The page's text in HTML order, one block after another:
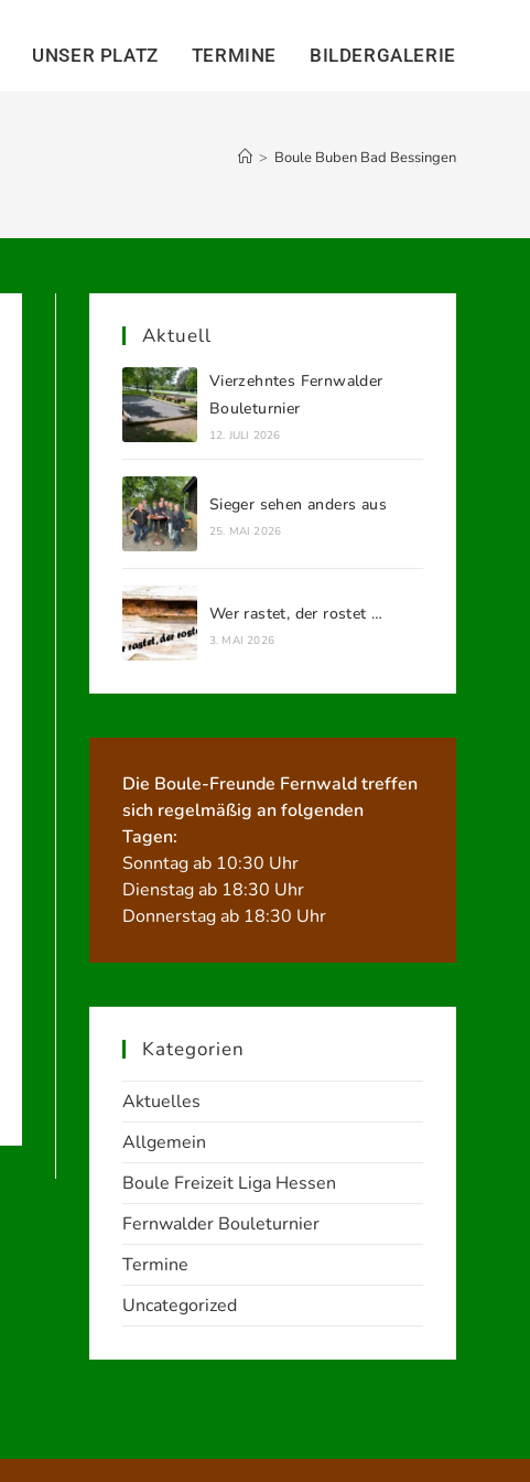
UNSER PLATZ TERMINE BILDERGALERIE
> Boule Buben Bad Bessingen
Aktuell
Vierzehntes Fernwalder
Bouleturnier
12. JULI 2026
Sieger sehen anders aus
25. MAI 2026
Wer rastet, der rostet …
3. MAI 2026
Die Boule-Freunde Fernwald treffen
sich regelmäßig an folgenden
Tagen:
Sonntag ab 10:30 Uhr
Dienstag ab 18:30 Uhr
Donnerstag ab 18:30 Uhr
Kategorien
Aktuelles
Allgemein
Boule Freizeit Liga Hessen
Fernwalder Bouleturnier
Termine
Uncategorized